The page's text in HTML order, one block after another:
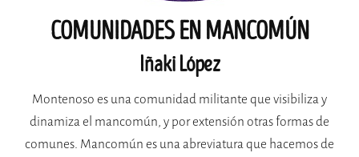
COMUNIDADES EN MANCOMÚN
Iñaki López
Montenoso es una comunidad militante que visibiliza y
dinamiza el mancomún, y por extensión otras formas de
comunes. Mancomún es una abreviatura que hacemos de